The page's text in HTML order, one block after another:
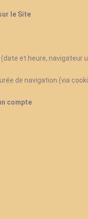
le Site
(date et heure, navigateur
de navigation (via
compte